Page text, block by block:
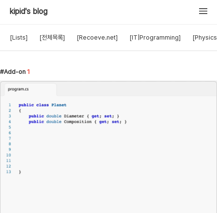
kipid's blog
[Lists] [전체목록] [Recoeve.net] [IT|Programming]
Add-on 1